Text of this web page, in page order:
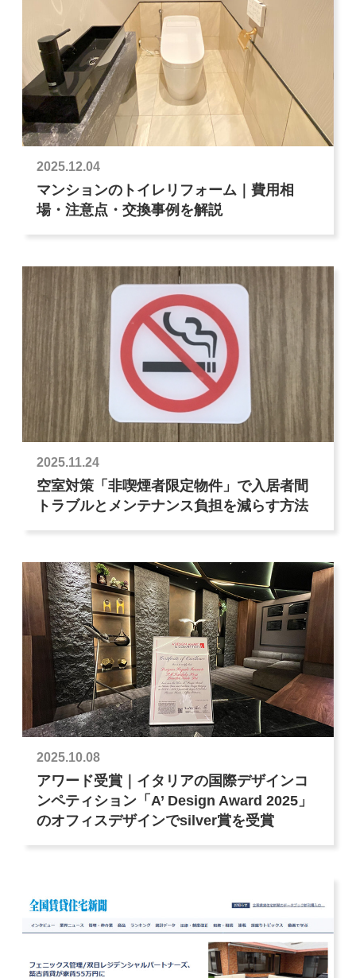
2025.12.04
マンションのトイレリフォーム｜費用相
場・注意点・交換事例を解説
2025.11.24
空室対策「非喫煙者限定物件」で入居者間
トラブルとメンテナンス負担を減らす方法
2025.10.08
アワード受賞｜イタリアの国際デザインコ
ンペティション「A’ Design Award 2025」
のオフィスデザインでsilver賞を受賞